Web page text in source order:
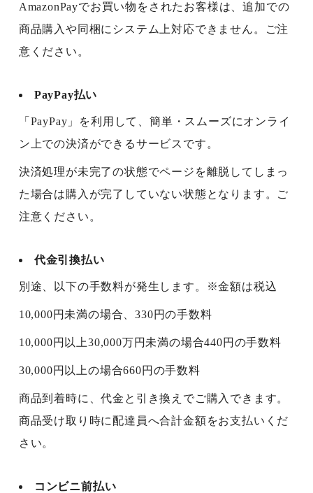
AmazonPayでお買い物をされたお客様は、追加での
商品購入や同梱にシステム上対応できません。ご注
意ください。
PayPay払い
「PayPay」を利用して、簡単・スムーズにオンライ
ン上での決済ができるサービスです。
決済処理が未完了の状態でページを離脱してしまっ
た場合は購入が完了していない状態となります。ご
注意ください。
代金引換払い
別途、以下の手数料が発生します。※金額は税込
10,000円未満の場合、330円の手数料
10,000円以上30,000万円未満の場合440円の手数料
30,000円以上の場合660円の手数料
商品到着時に、代金と引き換えでご購入できます。
商品受け取り時に配達員へ合計金額をお支払いくだ
さい。
コンビニ前払い